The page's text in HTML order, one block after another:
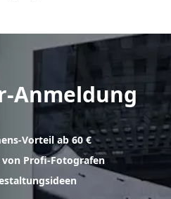
Anmeldung
Vorteil ab 60 €
von Profi-Fotografen